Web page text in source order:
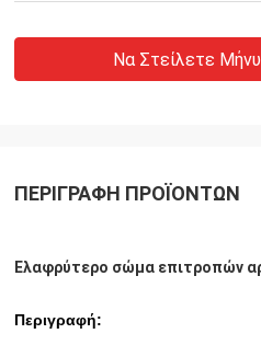
Να Στείλετε
ΠΕΡΙΓΡΑΦΉ ΠΡΟΪΌΝΤΩΝ
Ελαφρύτερο σώμα επιτροπών
Περιγραφή: